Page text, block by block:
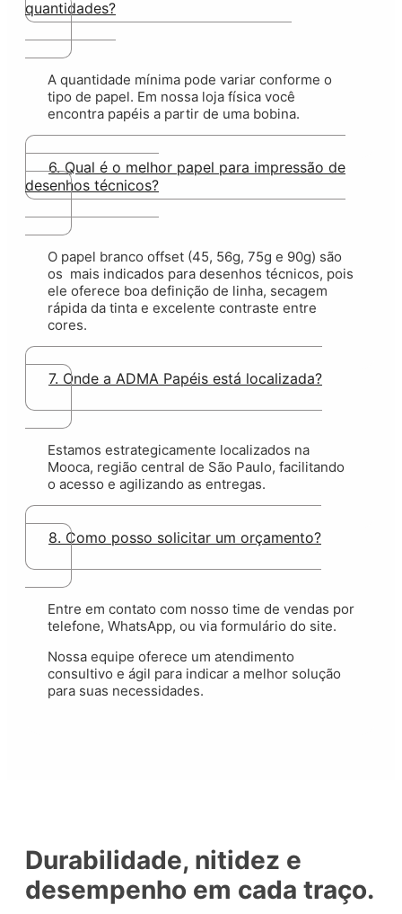
quantidades?
A quantidade mínima pode variar conforme o
tipo de papel. Em nossa loja física você
encontra papéis a partir de uma bobina.
6. Qual é o melhor papel para impressão de
desenhos técnicos?
O papel branco offset (45, 56g, 75g e 90g) são
os mais indicados para desenhos técnicos, pois
ele oferece boa definição de linha, secagem
rápida da tinta e excelente contraste entre
cores.
7. Onde a ADMA Papéis está localizada?
Estamos estrategicamente localizados na
Mooca, região central de São Paulo, facilitando
o acesso e agilizando as entregas.
8. Como posso solicitar um orçamento?
Entre em contato com nosso time de vendas por
telefone, WhatsApp, ou via formulário do site.
Nossa equipe oferece um atendimento
consultivo e ágil para indicar a melhor solução
para suas necessidades.
Durabilidade, nitidez e
desempenho em cada traço.